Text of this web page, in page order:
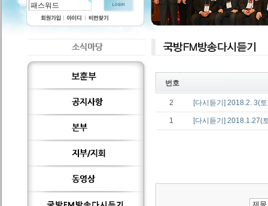
번호
2 [다시듣기] 2018.2. 3(
1 [다시듣기] 2018.1.27(